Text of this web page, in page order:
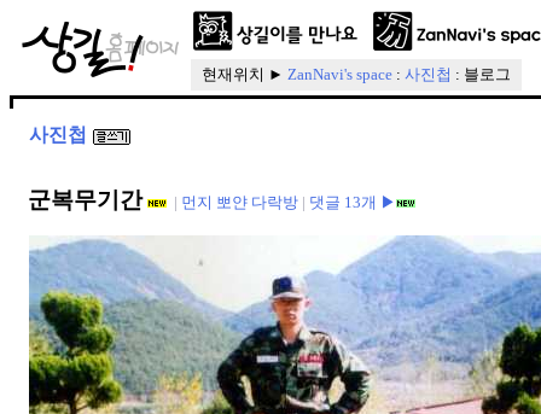
현재위치 ► ZanNavi's space : 사진첩 : 블로그
사진첩
군복무기간 | 먼지 뽀얀 다락방 | 댓글 13개 ▶